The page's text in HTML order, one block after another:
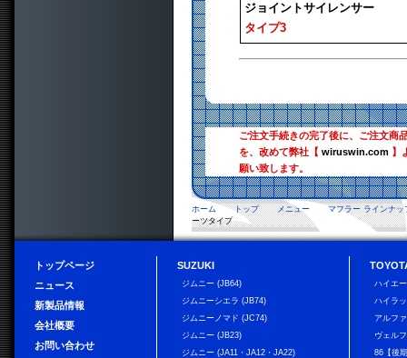
ジョイントサイレンサー
タイプ3
ご注文手続きの完了後に、ご注文商
を、改めて弊社【wiruswin.com 】
願い致します。
ホーム トップ メニュー
マフラー ラインナッ
ーツタイプ
トップページ
ニュース
新製品情報
会社概要
お問い合わせ
SUZUKI
ジムニー (JB64)
ジムニーシエラ (JB74)
ジムニーノマド (JC74)
ジムニー (JB23)
ジムニー (JA11・JA12・JA22)
ハイエ
ハイラ
アルフ
ヴェル
86【後